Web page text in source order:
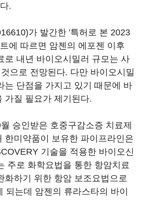
.
가 발간한 '특허로 본 2023
에 따르면 암젠의 에포젠 이후
로 내년 바이오시밀러 규모는 사
으로 전망된다. 다만 바이오시밀
는 단점을 가지고 있기 때문에 바
가질 필요가 제기된다.
승인받은 호중구감소증 치료제
한미약품이 보유한 파이프라인은
기술을 적용한 바이오신
주로 화학요법을 통한 항암치료
화하기 위한 항암 보조요법으로
되는데 암젠의 류라스타의 바이